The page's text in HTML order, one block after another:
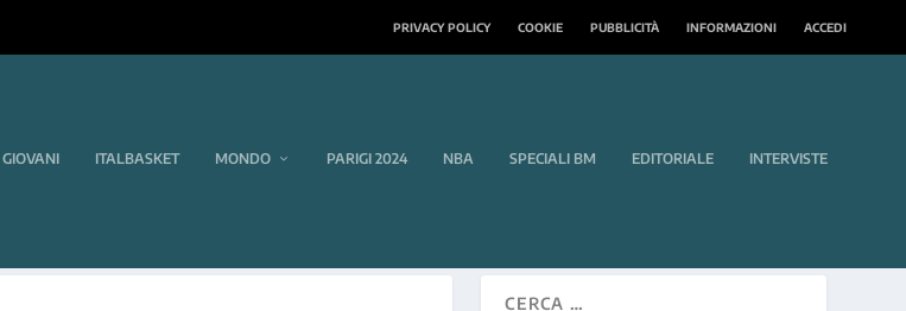
PRIVACY POLICY COOKIE PUBBLICITÀ INFORMAZIONI ACCEDI
GIOVANI ITALBASKET MONDO PARIGI 2024 NBA SPECIALI BM EDITORIALE INTERVISTE